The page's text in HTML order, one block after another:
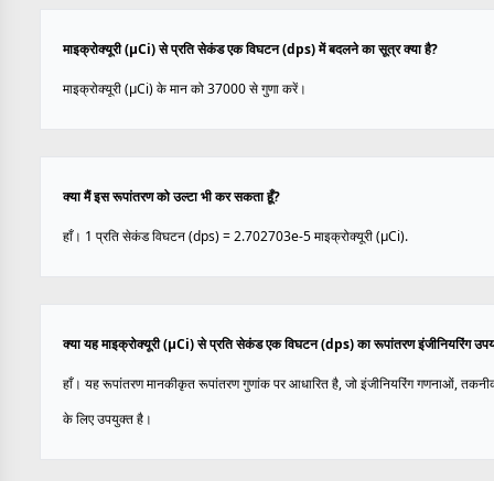
माइक्रोक्यूरी (µCi) से प्रति सेकंड एक विघटन (dps) में बदलने का सूत्र क्या है?
माइक्रोक्यूरी (µCi) के मान को 37000 से गुणा करें।
क्या मैं इस रूपांतरण को उल्टा भी कर सकता हूँ?
हाँ। 1 प्रति सेकंड विघटन (dps) = 2.702703e-5 माइक्रोक्यूरी (µCi).
क्या यह माइक्रोक्यूरी (µCi) से प्रति सेकंड एक विघटन (dps) का रूपांतरण इंजीनियरिंग
हाँ। यह रूपांतरण मानकीकृत रूपांतरण गुणांक पर आधारित है, जो इंजीनियरिंग गणनाओं,
के लिए उपयुक्त है।